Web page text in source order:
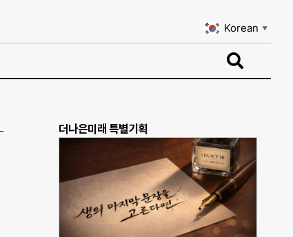
Korean ▼
더나은미래 특별기획